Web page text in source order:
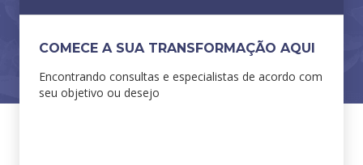
COMECE A SUA TRANSFORMAÇÃO AQUI
Encontrando consultas e especialistas de acordo com
seu objetivo ou desejo